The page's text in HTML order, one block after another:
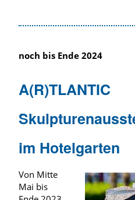
noch bis Ende 2024
A(R)TLANTIC
im Hotelgarten
Von Mitte
Mai bis